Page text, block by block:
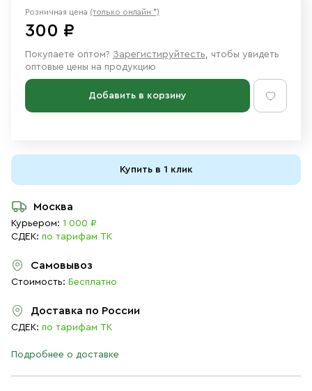
Розничная цена (только онлайн *)
300 ₽
Покупаете оптом? Зарегистируйтесть, чтобы увидеть
оптовые цены на продукцию
Добавить в корзину
Купить в 1 клик
Москва
Курьером: 1 000 ₽
СДЕК: по тарифам ТК
Самовывоз
Стоимость: Бесплатно
Доставка по России
СДЕК: по тарифам ТК
Подробнее о доставке